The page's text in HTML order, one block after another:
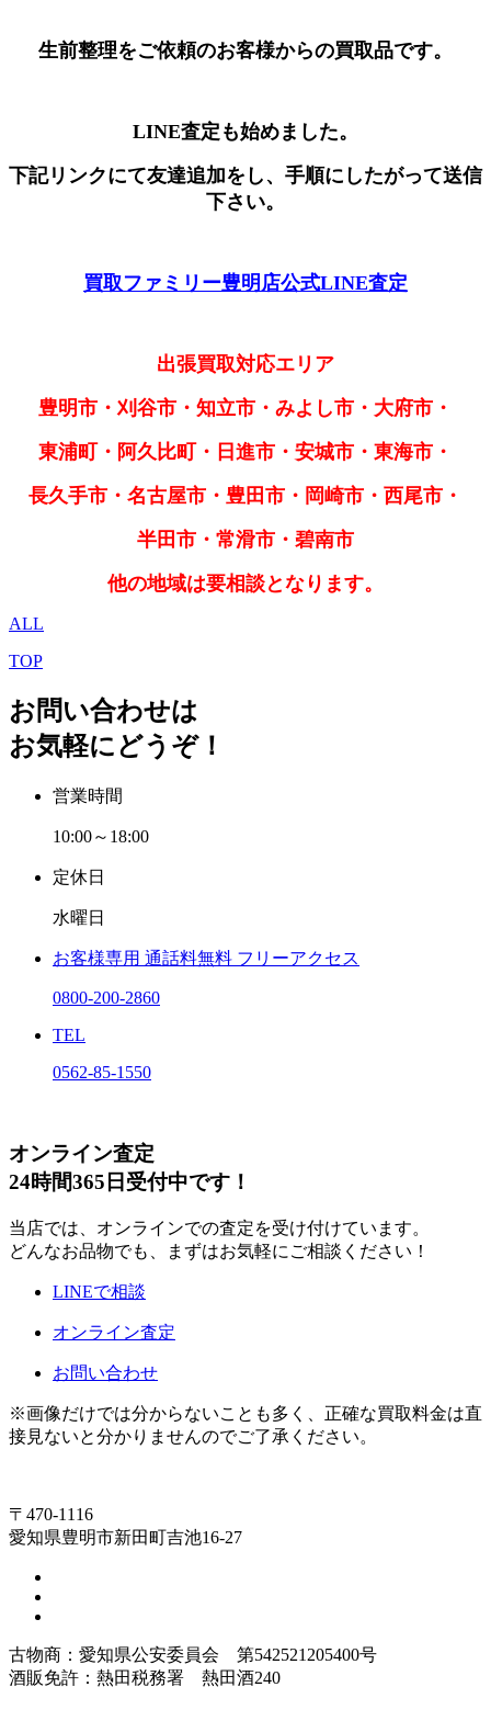
生前整理をご依頼のお客様からの買取品です。
LINE査定も始めました。
下記リンクにて友達追加をし、手順にしたがって送信
下さい。
買取ファミリー豊明店公式LINE査定
出張買取対応エリア
豊明市・刈谷市・知立市・みよし市・大府市・
東浦町・阿久比町・日進市・安城市・東海市・
長久手市・名古屋市・豊田市・岡崎市・西尾市・
半田市・常滑市・碧南市
他の地域は要相談となります。
ALL
TOP
お問い合わせは
お気軽にどうぞ！
営業時間
10:00～18:00
定休日
水曜日
お客様専用 通話料無料 フリーアクセス
0800-200-2860
TEL
0562-85-1550
オンライン査定
24時間365日受付中です！
当店では、オンラインでの査定を受け付けています。
どんなお品物でも、まずはお気軽にご相談ください！
LINEで相談
オンライン査定
お問い合わせ
※画像だけでは分からないことも多く、正確な買取料金は直
接見ないと分かりませんのでご了承ください。
〒470-1116
愛知県豊明市新田町吉池16-27
古物商：愛知県公安委員会 第542521205400号
酒販免許：熱田税務署 熱田酒240